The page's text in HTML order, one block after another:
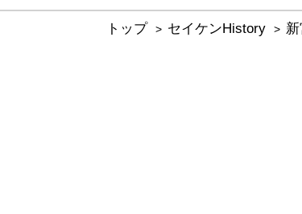
トップ セイケンHistory